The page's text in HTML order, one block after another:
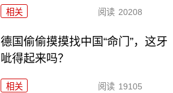
相关 阅读 20208
德国偷偷摸摸找中国“命门”，这牙
呲得起来吗？
相关 阅读 19105